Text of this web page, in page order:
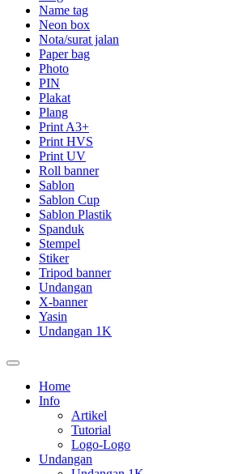
Name tag
Neon box
Nota/surat jalan
Paper bag
Photo
PIN
Plakat
Plang
Print A3+
Print HVS
Print UV
Roll banner
Sablon
Sablon Cup
Sablon Plastik
Spanduk
Stempel
Stiker
Tripod banner
Undangan
X-banner
Yasin
Undangan 1K
Home
Info
Artikel
Tutorial
Logo-Logo
Undangan